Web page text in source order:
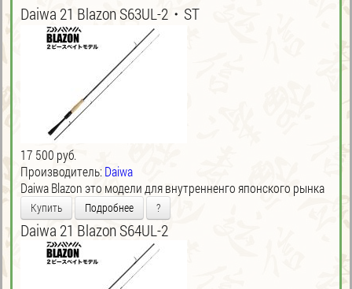
Daiwa 21 Blazon S63UL-2・ST
17 500 руб.
Производитель: Daiwa
Daiwa Blazon это модели для внутренненго японского рынка
Купить Подробнее ?
Daiwa 21 Blazon S64UL-2